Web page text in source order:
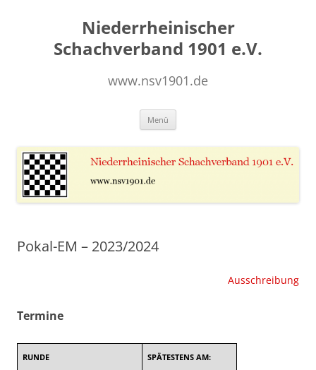
Niederrheinischer
Schachverband 1901 e.V.
www.nsv1901.de
Menü
Pokal-EM – 2023/2024
Ausschreibung
Termine
RUNDE SPÄTESTENS AM: